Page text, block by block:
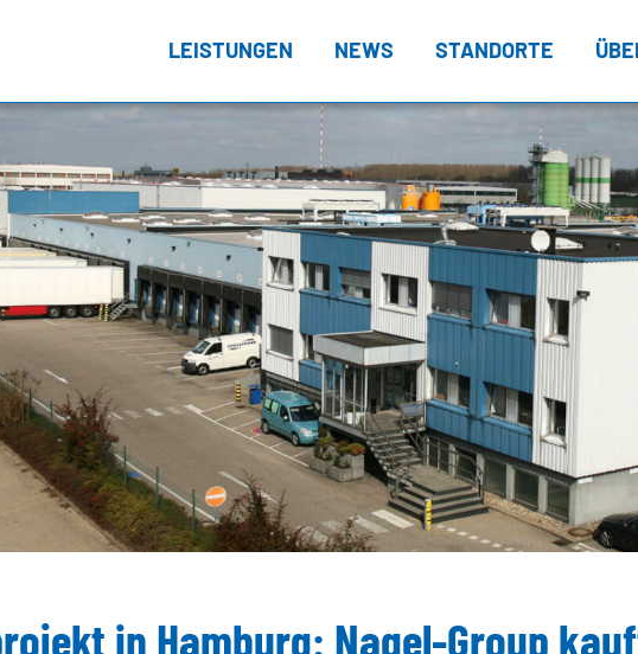
NEWSROOM
TERMINE
PRESSE
STANDORTFINDER
NETZWERK
Dänemark
Deutschland
Österreich
Polen
Schweden
Schweiz
Slowakei
LEISTUNGEN
FTL – Nagel DIRECT
LTL – Stückgut
Transportprodukte
Warehousing
Freie Lagerflächen
Value Added Services
NEWS STANDORTE
Dänemark
Deutschland
Österreich
Polen
Schweden
Schweiz
Slowakei
Tschechien
Ungarn
in Hamburg: Nagel-Group